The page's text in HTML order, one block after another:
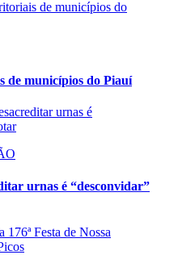
de municípios do Piauí
urnas é “desconvidar”